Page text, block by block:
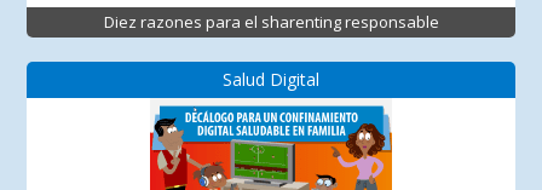
Diez razones para el sharenting responsable
Salud Digital